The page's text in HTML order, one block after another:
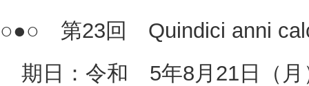
○●○ 第23回 Quindici anni
期日：令和 5年8月21日（月